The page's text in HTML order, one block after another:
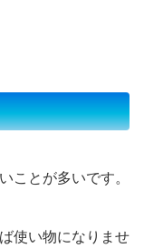
ことが多いです。
使い物になりませ